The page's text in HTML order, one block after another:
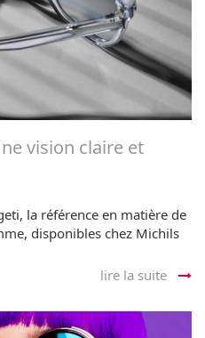
vision claire et
la référence en matière de
disponibles chez Michils
lire la suite